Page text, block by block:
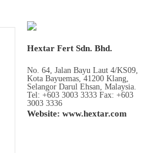
Hextar Fert Sdn. Bhd.
No. 64, Jalan Bayu Laut 4/KS09,
Kota Bayuemas, 41200 Klang,
Selangor Darul Ehsan, Malaysia.
Tel: +603 3003 3333 Fax: +603
3003 3336
Website: www.hextar.com